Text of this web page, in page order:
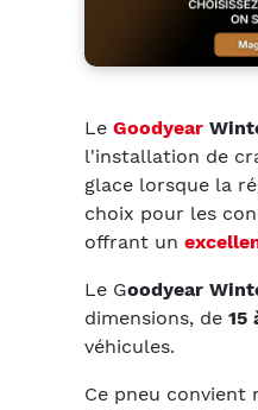
Le Goodyear
l'installation de
glace lorsque la
choix pour les
offrant un
Le Goodyear
dimensions, de 15
véhicules.
Ce pneu convient